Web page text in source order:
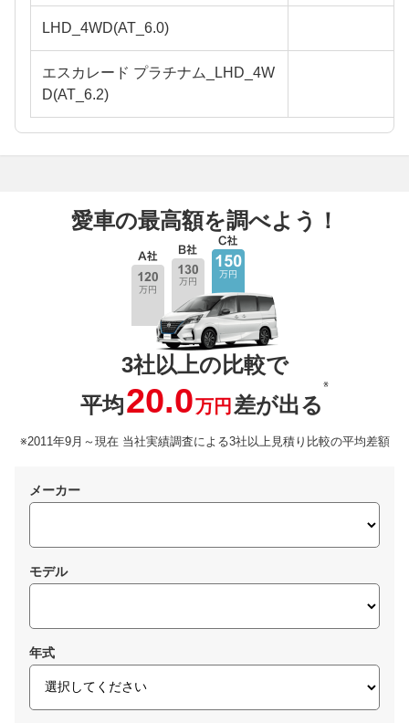
LHD_4WD(AT_6.0)
エスカレード プラチナム_LHD_4W
D(AT_6.2)
愛車の最高額を調べよう！
3社以上の比較で
平均20.0万円 差が出る
※
※2011年9月～現在 当社実績調査による3社以上見積り比較の平均差額
メーカー
モデル
年式